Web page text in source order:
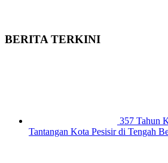
BERITA TERKINI
357 Tahun
Tantangan Kota Pesisir di Tengah